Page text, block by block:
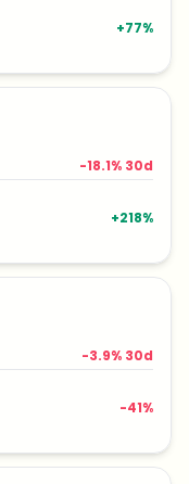
+77%
-18.1% 30d
+218%
-3.9% 30d
-41%